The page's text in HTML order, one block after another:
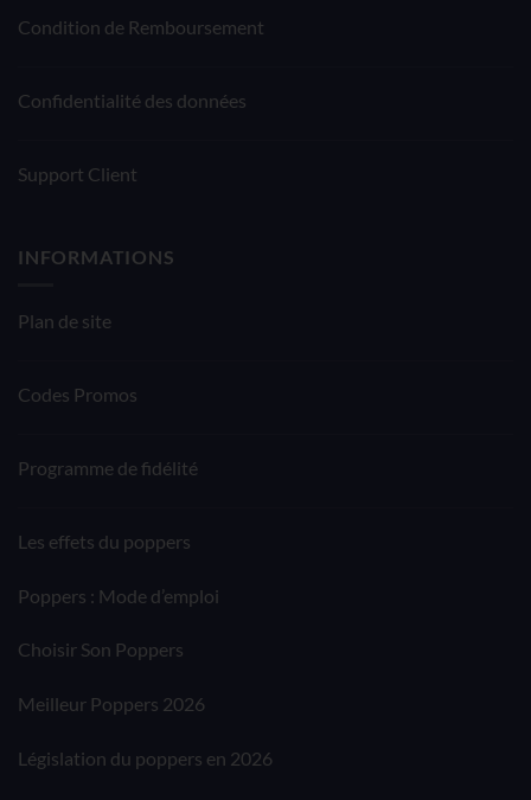
Condition de Remboursement
Confidentialité des données
Support Client
INFORMATIONS
Plan de site
Codes Promos
Programme de fidélité
Les effets du poppers
Poppers : Mode d’emploi
Choisir Son Poppers
Meilleur Poppers 2026
Législation du poppers en 2026